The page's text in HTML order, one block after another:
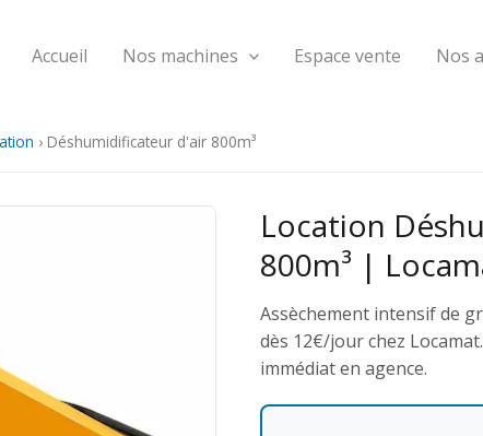
Accueil Nos machines Espace vente Nos
› Déshumidificateur d'air 800m³
Location
800m³ |
Assèchement intensif de
dès 12€/jour chez
immédiat en agence.